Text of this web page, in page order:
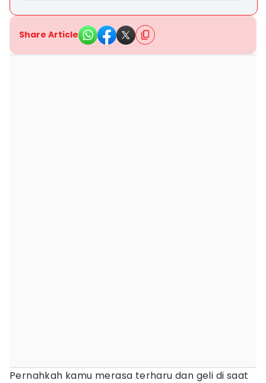
Share Article
Pernahkah kamu merasa terharu dan geli di saat